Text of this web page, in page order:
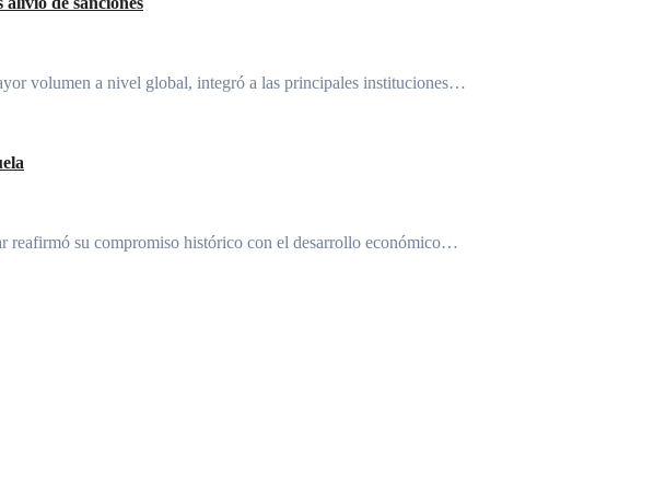
volumen a nivel global, integró a las principales instituciones…
reafirmó su compromiso histórico con el desarrollo económico…